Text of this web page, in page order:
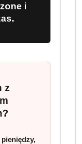
i
z